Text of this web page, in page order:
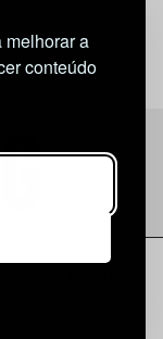
melhorar a
conteúdo